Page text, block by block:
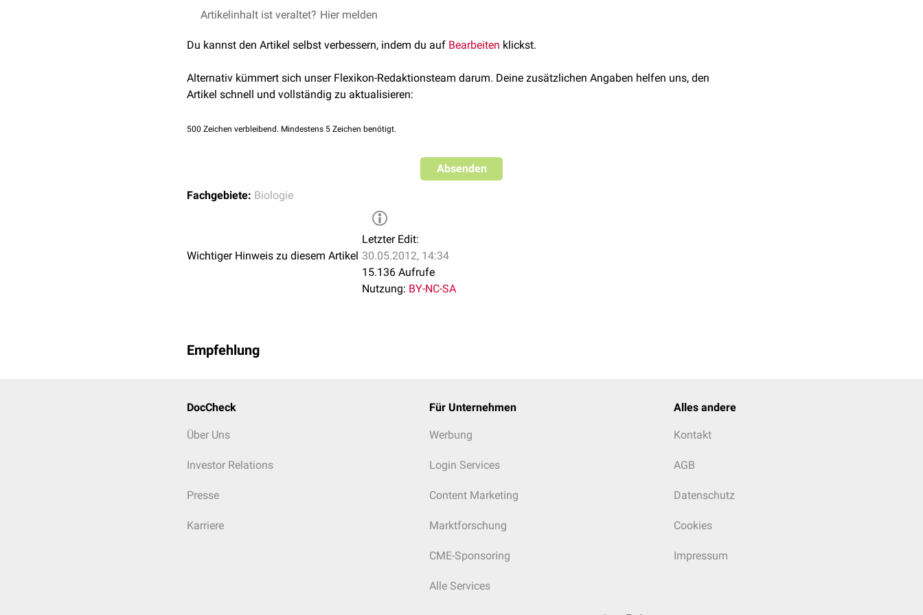
Viele Arten produzieren sehr unterschiedliche
Artikelinhalt ist veraltet? Hier melden
Du kannst den Artikel selbst verbessern, indem du auf Bearbeiten klickst.
Alternativ kümmert sich unser Flexikon-Redaktionsteam darum. Deine zusätzlichen Angaben helfen uns, den
Artikel schnell und vollständig zu aktualisieren:
500 Zeichen verbleibend. Mindestens 5 Zeichen benötigt.
Absenden
Fachgebiete: Biologie
Wichtiger Hinweis zu diesem Artikel
Letzter Edit:
30.05.2012, 14:34
15.136 Aufrufe
Nutzung: BY-NC-SA
Empfehlung
DocCheck
Über Uns
Investor Relations
Presse
Karriere
Für Unternehmen
Werbung
Login Services
Content Marketing
Marktforschung
CME-Sponsoring
Alle Services
Alles andere
Kontakt
AGB
Datenschutz
Cookies
Impressum